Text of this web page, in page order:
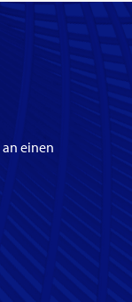
einen